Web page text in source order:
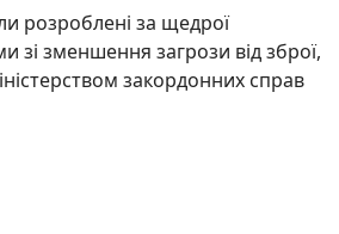
розроблені за щедрої
зі зменшення загрози від зброї,
закордонних справ